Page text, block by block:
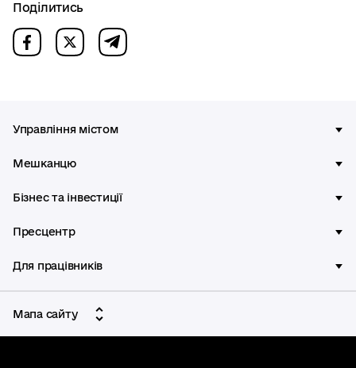
Поділитись
Управління містом
Мешканцю
Бізнес та інвестиції
Пресцентр
Для працівників
Мапа сайту